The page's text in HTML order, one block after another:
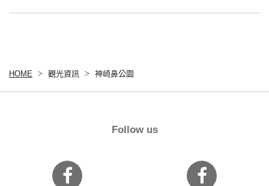
HOME 觀光資訊 神崎鼻公園
Follow us